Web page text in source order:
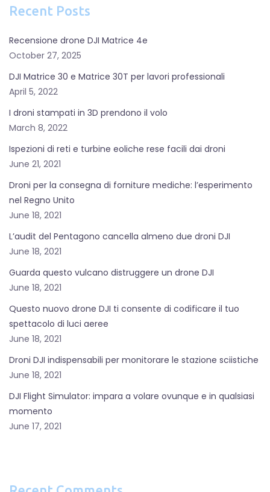
i
n
a
t
i
o
n
Recent Posts
Recensione drone DJI Matrice 4e
October 27, 2025
DJI Matrice 30 e Matrice 30T per lavori professionali
April 5, 2022
I droni stampati in 3D prendono il volo
March 8, 2022
Ispezioni di reti e turbine eoliche rese facili dai droni
June 21, 2021
Droni per la consegna di forniture mediche: l’esperimento
nel Regno Unito
June 18, 2021
L’audit del Pentagono cancella almeno due droni DJI
June 18, 2021
Guarda questo vulcano distruggere un drone DJI
June 18, 2021
Questo nuovo drone DJI ti consente di codificare il tuo
spettacolo di luci aeree
June 18, 2021
Droni DJI indispensabili per monitorare le stazione sciistiche
June 18, 2021
DJI Flight Simulator: impara a volare ovunque e in qualsiasi
momento
June 17, 2021